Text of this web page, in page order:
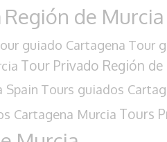
Región de
guiado Cartagena Tour
Tour Privado Región de
Spain Tours guiados
Cartagena Murcia Tours